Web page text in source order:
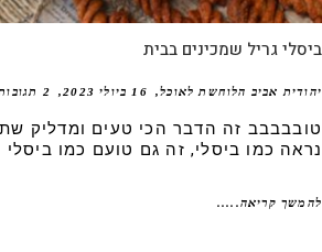
גריל שמכינים בבית
אביב הלוחשת לאוכל 16 ביולי 2023 2 תגובות
זה הדבר הכי טעים ומדליק
כמו ביסלי, זה גם טועם כמו ביסלי
קריאה.....